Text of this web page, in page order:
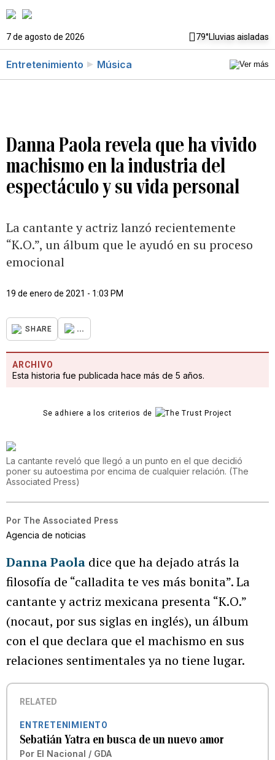
7 de agosto de 2026 79°Lluvias aisladas
Entretenimiento Música
Danna Paola revela que ha vivido
machismo en la industria del
espectáculo y su vida personal
La cantante y actriz lanzó recientemente
“K.O.”, un álbum que le ayudó en su proceso
emocional
19 de enero de 2021 - 1:03 PM
SHARE ...
ARCHIVO
Esta historia fue publicada hace más de 5 años.
Se adhiere a los criterios de
La cantante reveló que llegó a un punto en el que decidió
poner su autoestima por encima de cualquier relación. (The
Associated Press)
Por The Associated Press
Agencia de noticias
Danna Paola dice que ha dejado atrás la
filosofía de “calladita te ves más bonita”. La
cantante y actriz mexicana presenta “K.O.”
(nocaut, por sus siglas en inglés), un álbum
con el que declara que el machismo en sus
relaciones sentimentales ya no tiene lugar.
RELATED
ENTRETENIMIENTO
Sebatián Yatra en busca de un nuevo amor
Por El Nacional / GDA